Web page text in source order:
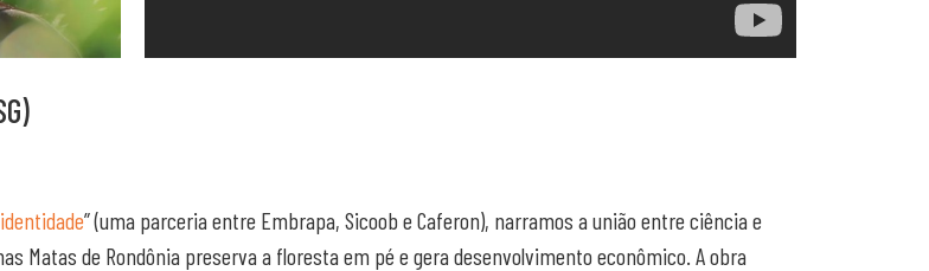
” (uma parceria entre Embrapa, Sicoob e Caferon), narramos a união entre ciência e
Matas de Rondônia preserva a floresta em pé e gera desenvolvimento econômico. A obra